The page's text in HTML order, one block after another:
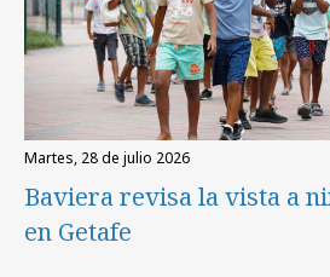
martes, 28 de julio 2026
Baviera revisa la vista a
en Getafe